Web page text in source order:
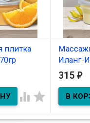
плитка
 
Иланг-
В
с
иланг-
315 ₽